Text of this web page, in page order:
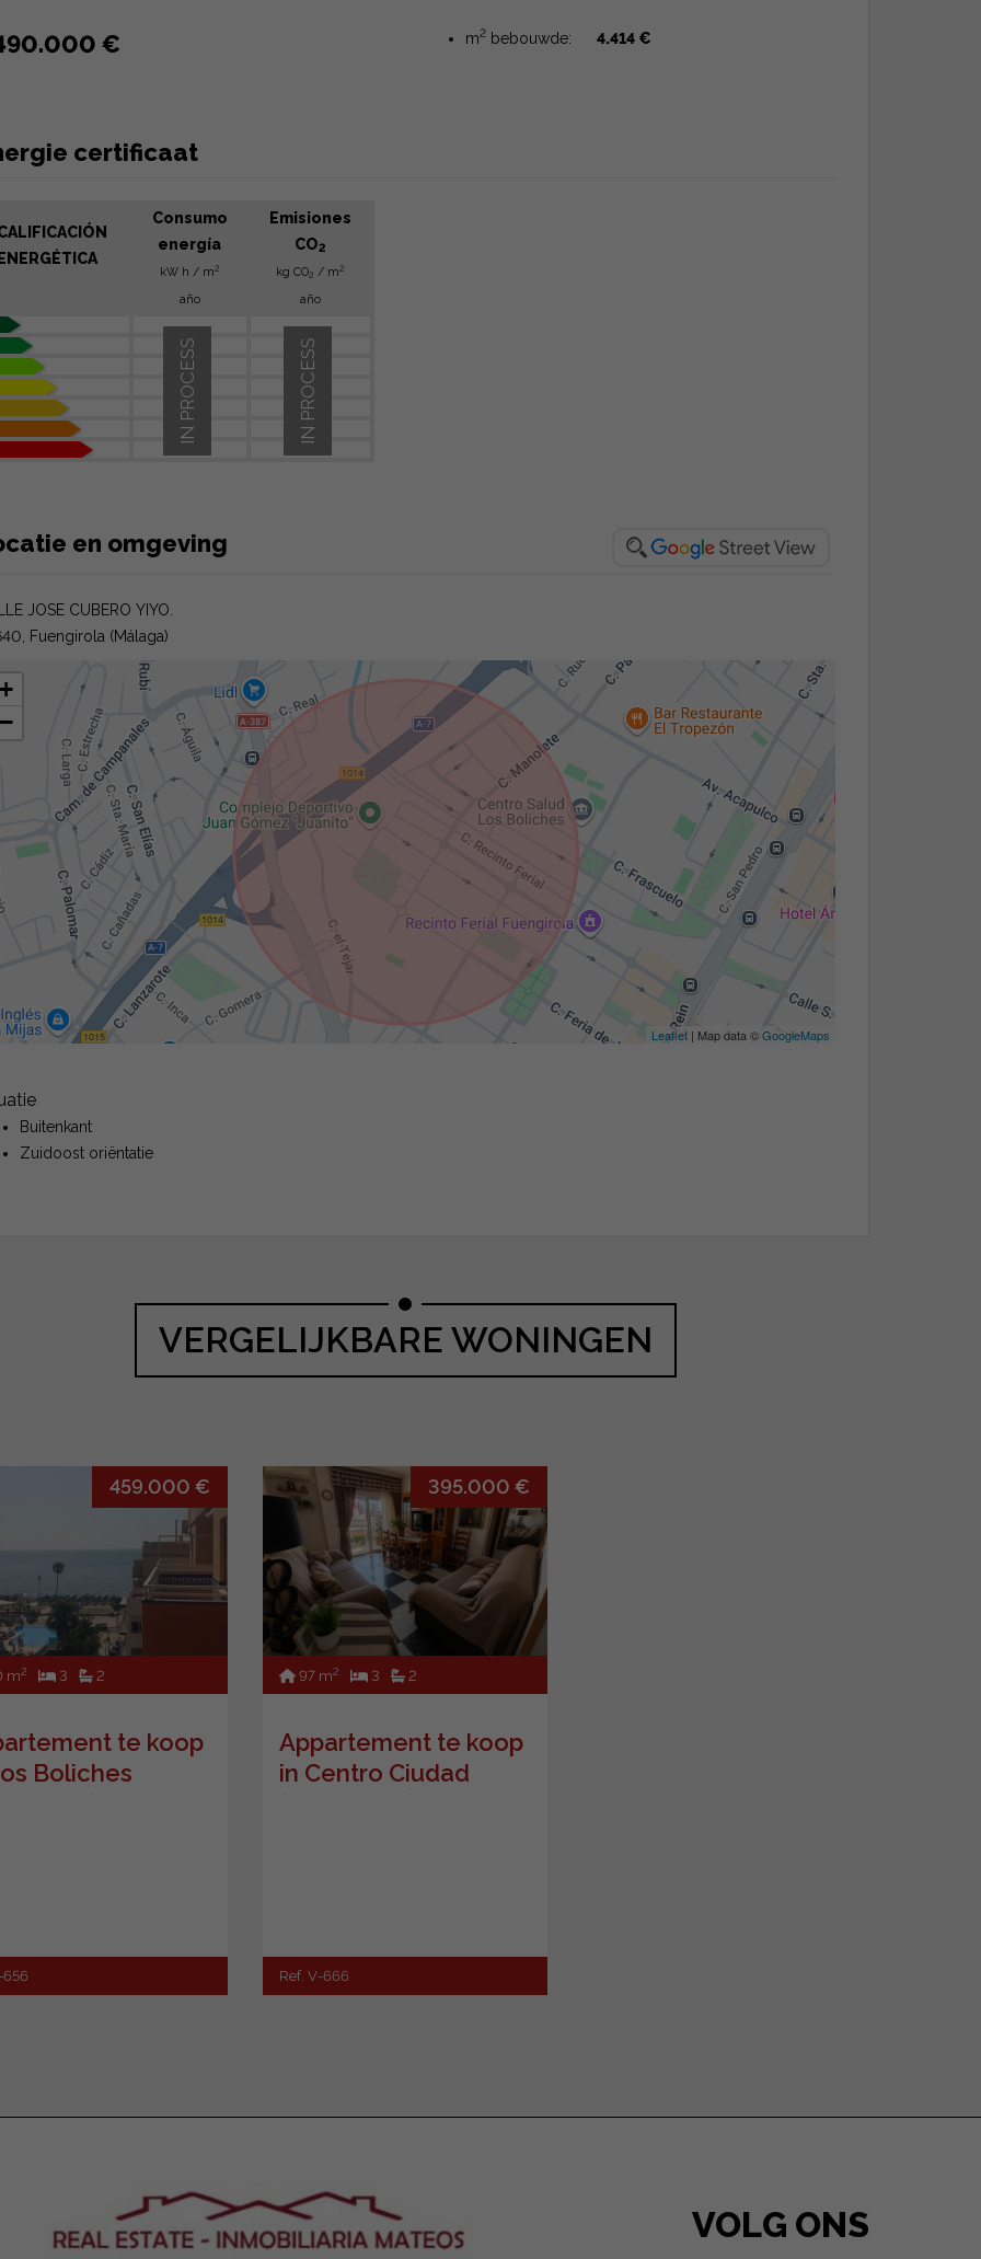
€ m2 bebouwde: 4.414 €
certificaat
Consumo
energía
kW h / m2
año
Emisiones
CO2
kg CO2 / m2
año
IN PROCESS
IN PROCESS
en omgeving
JOSE CUBERO YIYO.
Fuengirola (Málaga)
Leaflet | Map data ©GoogleMaps
Buitenkant
Zuidoost oriëntatie
VERGELIJKBARE WONINGEN
459.000 €
m2 3 2
te koop
Boliches
656
395.000 €
97 m2 3 2
Appartement te koop
in Centro Ciudad
Ref. V-666
VOLG ONS